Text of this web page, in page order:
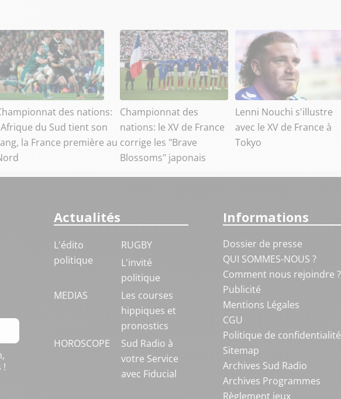
des nations:
du Sud tient son
la France première au
Championnat des
nations: le XV de France
corrige les "Brave
Blossoms" japonais
Lenni Nouchi s'illustre
avec le XV de France à
Tokyo
!
Actualités
L'édito
politique
RUGBY
L'invité
politique
MEDIAS
Les courses
hippiques et
pronostics
HOROSCOPE
Sud Radio à
votre Service
avec Fiducial
Informations
Dossier de presse
QUI SOMMES-NOUS ?
Comment nous rejoindre ?
Publicité
Mentions Légales
CGU
Politique de confidentialité
Sitemap
Archives Sud Radio
Archives Programmes
Règlement jeux